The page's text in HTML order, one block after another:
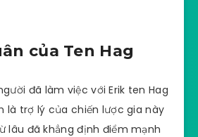
của Ten Hag
đã làm việc với Erik ten Hag
là trợ lý của chiến lược gia này
lâu đã khẳng định điểm mạnh